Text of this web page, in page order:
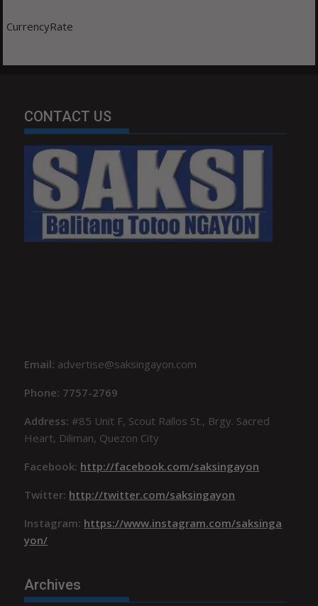
CurrencyRate
CONTACT US
Email: advertise@saksingayon.com
Phone: 7757-2769
Address:#85 Unit F, Scout Rallos St., Brgy. Sacred
Heart, Diliman, Quezon City
Facebook: http://facebook.com/saksingayon
Twitter: http://twitter.com/saksingayon
Instagram: https://www.instagram.com/saksinga
yon/
Archives